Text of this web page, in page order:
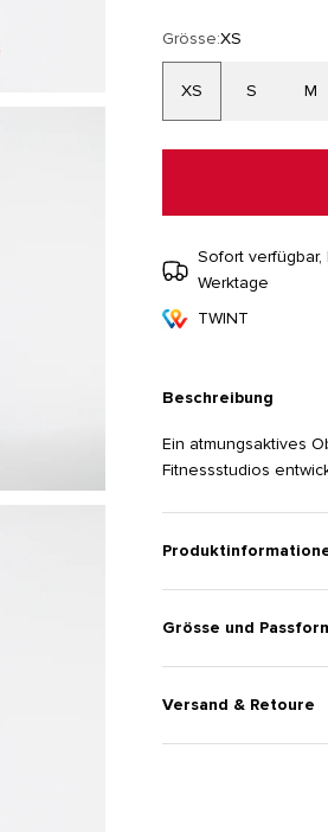
Grösse:XS
XS S M
Sofort verfügbar,
Werktage
TWINT
Beschreibung
Ein atmungsaktives
Fitnessstudios
Grösse und
Versand & Retoure